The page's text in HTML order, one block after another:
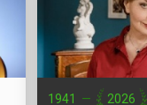
1941 — 2026